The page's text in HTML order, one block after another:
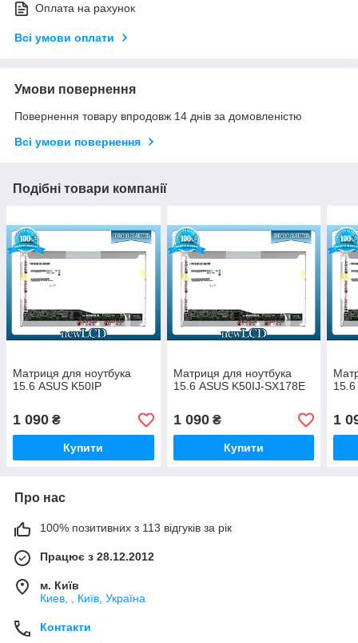
Оплата на рахунок
Всі умови оплати
Умови повернення
Повернення товару впродовж 14 днів за домовленістю
Всі умови повернення
Подібні товари компанії
Матриця для ноутбука
15.6 ASUS K50IP
1 090 ₴
Купити
Матриця для ноутбука
15.6 ASUS K50IJ-SX178E
1 090₴
Купити
15.6
1
Про нас
100% позитивних з 113 відгуків за рік
Працює з 28.12.2012
м. Київ
Киев, , Київ, Україна
Контакти